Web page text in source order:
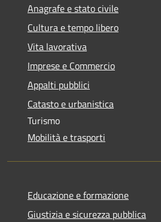
Anagrafe e stato civile
Cultura e tempo libero
Vita lavorativa
Imprese e Commercio
Appalti pubblici
Catasto e urbanistica
Turismo
Mobilità e trasporti
Educazione e formazione
Giustizia e sicurezza pubblica